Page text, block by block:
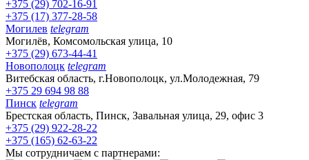
+375 (29) 702-16-91
+375 (17) 377-28-58
Могилев telegram
Могилёв, Комсомольская улица, 10
+375 (29) 673-44-41
Новополоцк telegram
Витебская область, г.Новополоцк, ул.Молодежная, 79
+375 29 694 98 88
Пинск telegram
Брестская область, Пинск, Завальная улица, 29, офис 3
+375 (29) 922-28-22
+375 (165) 62-63-22
Мы сотрудничаем с партнерами: